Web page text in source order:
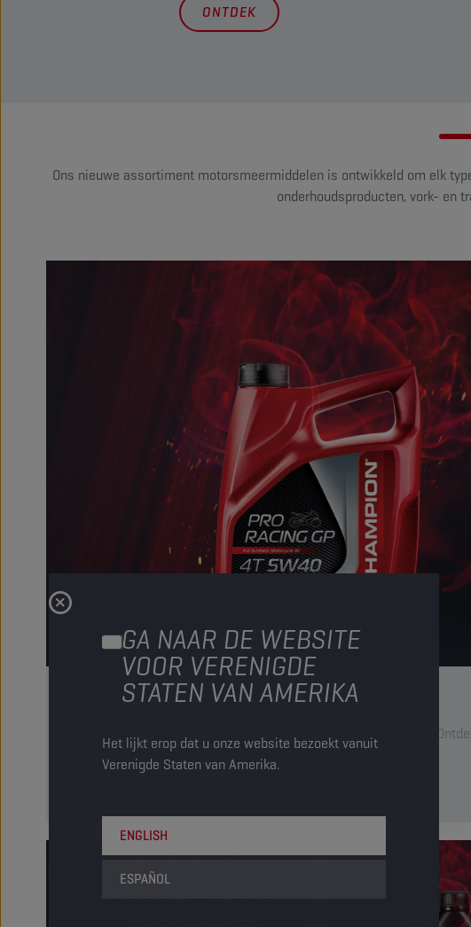
GA NAAR DE WEBSITE
VOOR VERENIGDE
STATEN VAN AMERIKA
Het lijkt erop dat u onze website bezoekt vanuit
Verenigde Staten van Amerika.
ENGLISH
ESPAÑOL
ONTDEK
Ons nieuwe assortiment motorsmeermiddelen is ontwikkeld om elk
onderhoudsproducten, vork- en
Motoroliën
De motorolie is hét product dat u en uw motor draaiende houdt.
grensverleggende producten!